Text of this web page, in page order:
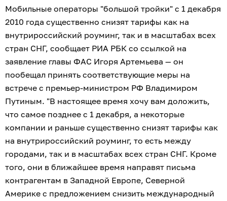
Мобильные операторы "большой тройки" с 1 декабря
2010 года существенно снизят тарифы как на
внутрироссийский роуминг, так и в масштабах всех
стран СНГ, сообщает РИА РБК со ссылкой на
заявление главы ФАС Игоря Артемьева — он
пообещал принять соответствующие меры на
встрече с премьер-министром РФ Владимиром
Путиным. "В настоящее время хочу вам доложить,
что самое позднее с 1 декабря, а некоторые
компании и раньше существенно снизят тарифы как
на внутрироссийский роуминг, то есть между
городами, так и в масштабах всех стран СНГ. Кроме
того, они в ближайшее время направят письма
контрагентам в Западной Европе, Северной
Америке с предложением снизить международный